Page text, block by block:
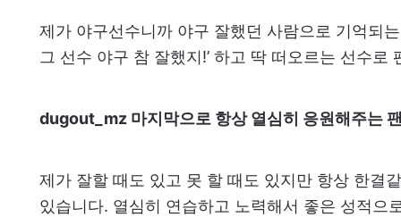
제가 야구선수니까 야구 잘했던 사람으로 기억되
그 선수 야구 참 잘했지!’ 하고 딱 떠오르는 선수로
dugout_mz 마지막으로 항상 열심히 응원해주는
제가 잘할 때도 있고 못 할 때도 있지만 항상 한결
있습니다. 열심히 연습하고 노력해서 좋은 성적으